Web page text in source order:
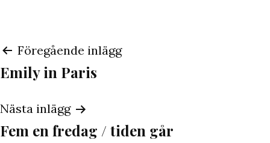
Inläggsnavigering
Föregående inlägg
Emily in Paris
Nästa inlägg
Fem en fredag / tiden går